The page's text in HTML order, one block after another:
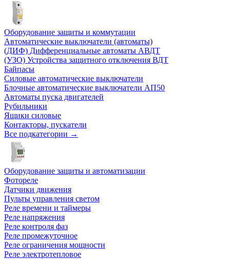
Оборудование защиты и коммутации
Автоматические выключатели (автоматы)
(ДИФ) Дифференциальные автоматы АВДТ
(УЗО) Устройства защитного отключения ВДТ
Байпасы
Силовые автоматические выключатели
Блочные автоматические выключатели АП50
Автоматы пуска двигателей
Рубильники
Ящики силовые
Контакторы, пускатели
Все подкатегории →
Оборудование защиты и автоматизации
Фотореле
Датчики движения
Пульты управления светом
Реле времени и таймеры
Реле напряжения
Реле контроля фаз
Реле промежуточное
Реле ограничения мощности
Реле электротепловое